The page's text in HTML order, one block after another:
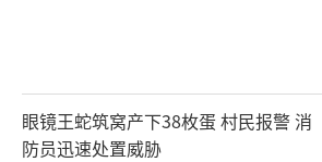
眼镜王蛇筑窝产下38枚蛋 村民报警 消
防员迅速处置威胁